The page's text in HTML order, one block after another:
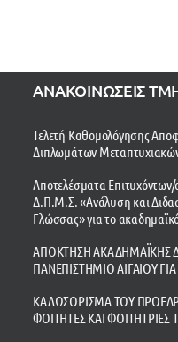
ΑΝΑΚΟΙΝΩΣΕΙΣ
Τελετή Καθομολόγησης
Διπλωμάτων
Αποτελέσματα
Δ.Π.Μ.Σ. «Ανάλυση και
Γλώσσας» για το
ΑΠΟΚΤΗΣΗ ΑΚΑΔΗΜΑΪΚΗΣ
ΠΑΝΕΠΙΣΤΗΜΙΟ ΑΙΓΑΙΟΥ
ΚΑΛΩΣΟΡΙΣΜΑ ΤΟΥ
ΦΟΙΤΗΤΕΣ ΚΑΙ ΦΟΙΤΗΤΡΙΕΣ